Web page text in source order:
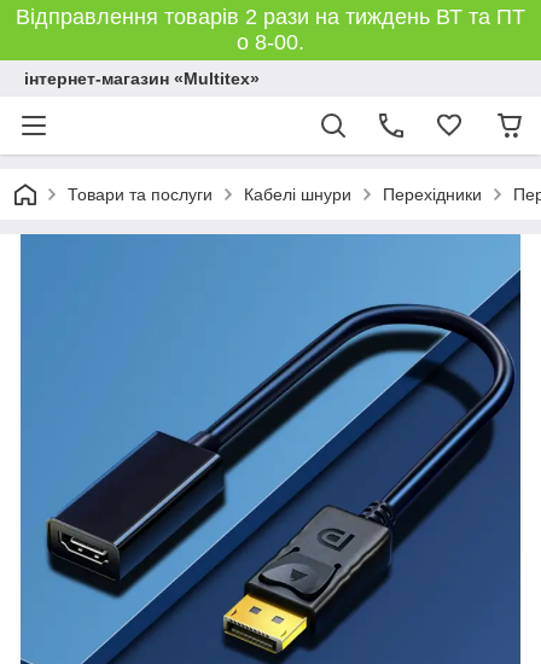
Відправлення товарів 2 рази на тиждень ВТ та ПТ
о 8-00.
інтернет-магазин «Multitex»
Товари та послуги Кабелі шнури Перехідники